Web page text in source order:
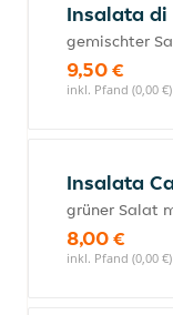
Insalata di
gemischter
9,50 €
inkl. Pfand (0,00 €)
Insalata
grüner Salat
8,00 €
inkl. Pfand (0,00 €)